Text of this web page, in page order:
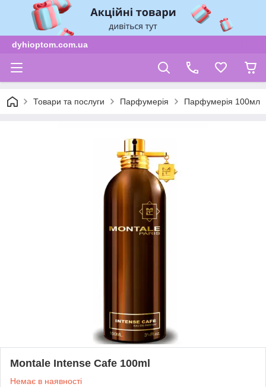
dyhioptom.com.ua
Товари та послуги Парфумерія Парфумерія 100мл
Montale Intense Cafe 100ml
Немає в наявності